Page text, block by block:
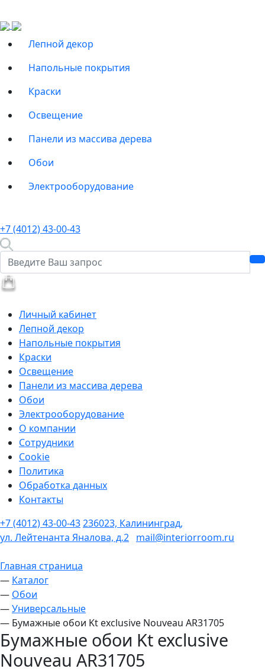
Лепной декор
Напольные покрытия
Краски
Освещение
Панели из массива дерева
Обои
Электрооборудование
+7 (4012) 43-00-43
Личный кабинет
Лепной декор
Напольные покрытия
Краски
Освещение
Панели из массива дерева
Обои
Электрооборудование
О компании
Сотрудники
Cookie
Политика
Обработка данных
Контакты
+7 (4012) 43-00-43236023, Калининград,
ул. Лейтенанта Яналова, д.2 mail@interiorroom.ru
Главная страница
— Каталог
— Обои
—Универсальные
— Бумажные обои Kt exclusive Nouveau AR31705
Бумажные обои Kt exclusive
Nouveau AR31705